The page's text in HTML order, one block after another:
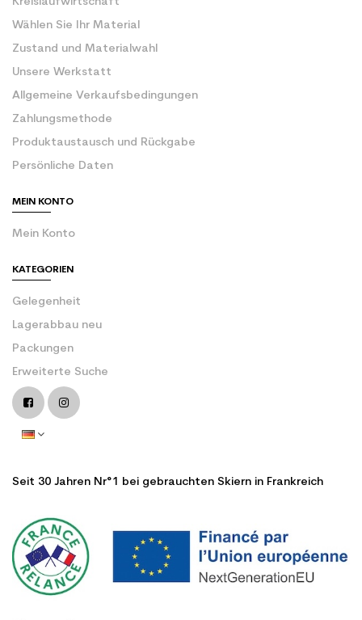
Wählen Sie Ihr Material
Zustand und Materialwahl
Unsere Werkstatt
Allgemeine Verkaufsbedingungen
Zahlungsmethode
Produktaustausch und Rückgabe
Persönliche Daten
MEIN KONTO
Mein Konto
KATEGORIEN
Gelegenheit
Lagerabbau neu
Packungen
Erweiterte Suche
Seit 30 Jahren Nr°1 bei gebrauchten Skiern in Frankreich